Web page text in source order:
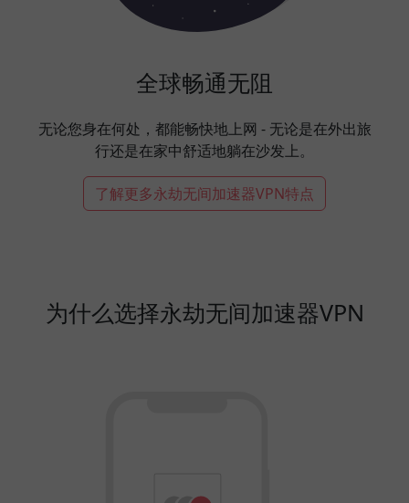
全球畅通无阻
无论您身在何处，都能畅快地上网 - 无论是在外出旅
行还是在家中舒适地躺在沙发上。
了解更多永劫无间加速器VPN特点
为什么选择永劫无间加速器VPN